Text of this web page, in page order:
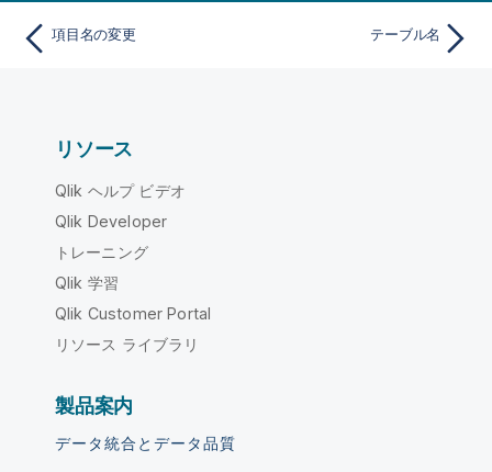
項目名の変更 テーブル名
リソース
Qlik ヘルプ ビデオ
Qlik Developer
トレーニング
Qlik 学習
Qlik Customer Portal
リソース ライブラリ
製品案内
データ統合とデータ品質